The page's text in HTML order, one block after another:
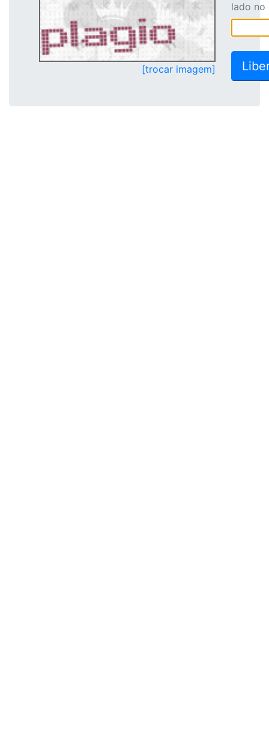
[trocar imagem]
lado no